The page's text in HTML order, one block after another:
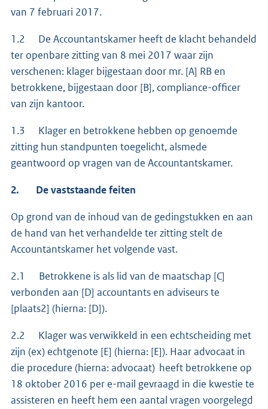
van 7 februari 2017.
1.2 De Accountantskamer heeft de klacht behandeld
ter openbare zitting van 8 mei 2017 waar zijn
verschenen: klager bijgestaan door mr. [A] RB en
betrokkene, bijgestaan door [B], compliance-officer
van zijn kantoor.
1.3 Klager en betrokkene hebben op genoemde
zitting hun standpunten toegelicht, alsmede
geantwoord op vragen van de Accountantskamer.
2. De vaststaande feiten
Op grond van de inhoud van de gedingstukken en aan
de hand van het verhandelde ter zitting stelt de
Accountantskamer het volgende vast.
2.1 Betrokkene is als lid van de maatschap [C]
verbonden aan [D] accountants en adviseurs te
[plaats2] (hierna: [D]).
2.2 Klager was verwikkeld in een echtscheiding met
zijn (ex) echtgenote [E] (hierna: [E]). Haar advocaat in
die procedure (hierna: advocaat) heeft betrokkene op
18 oktober 2016 per e-mail gevraagd in die kwestie te
assisteren en heeft hem een aantal vragen voorgelegd